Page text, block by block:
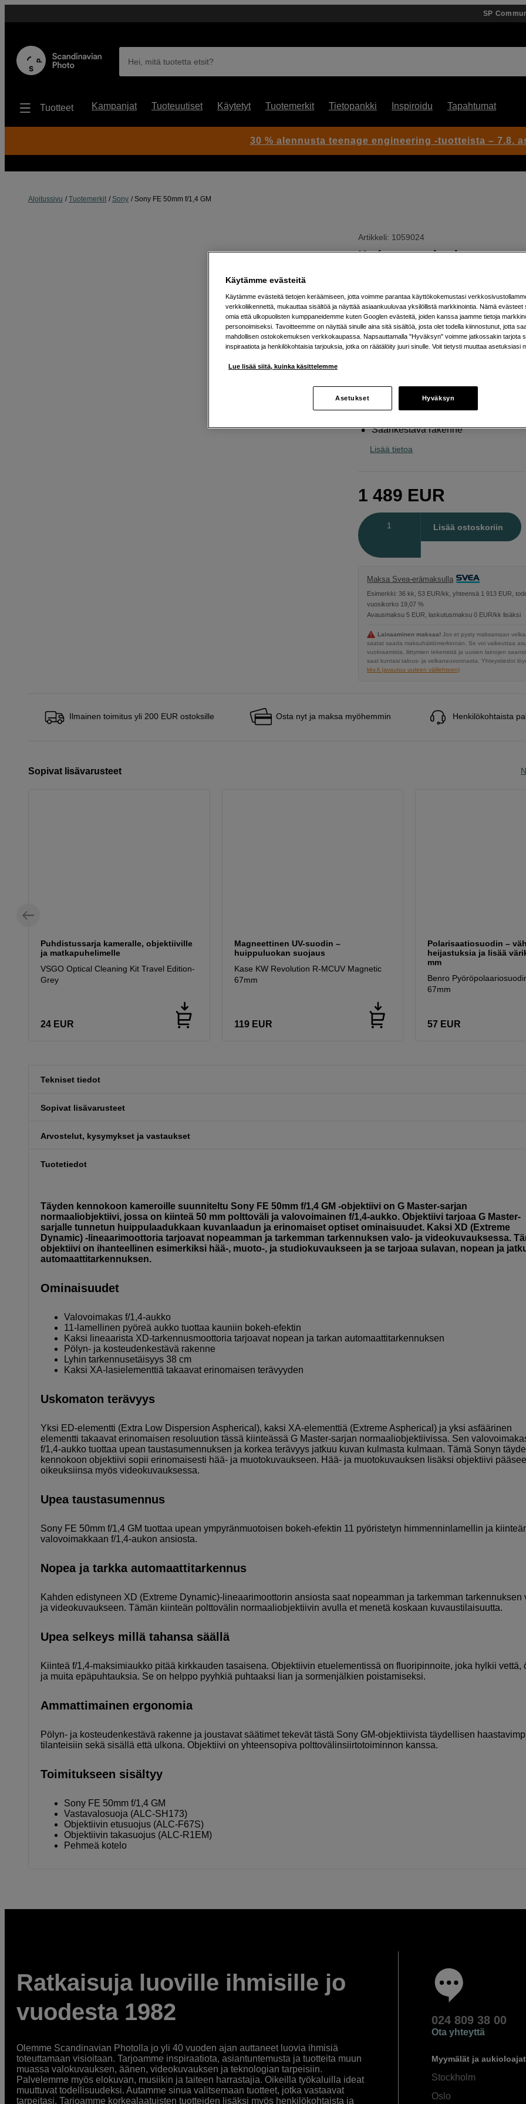
SP
Hei, mitä tuotetta etsit?
Tuotteet Kampanjat Tuoteuutiset Käytetyt Tuotemerkit Tietopankki Inspiroidu Tapahtumat
Aloitussivu Tuotemerkit Sony Sony FE 50mm f/1,4 GM
Artikkeli: 1059024
Korkean suorituskyvyn
Verkkokauppa:Varastossa
Helsingin myymälä : Varastotilanne
automaattitarkennus
11 pyöristettyä himmenninlamellia
upean bokehin
Säänkestävä rakenne
Lisää tietoa
1 489 EUR
Lisää ostoskoriin
Maksa Svea-erämaksulla
Esimerkki: 36 kk, 53 EUR/kk, yhteensä 1 913 EUR,
vuosikorko 19,07 %
Avausmaksu 5 EUR, laskutusmaksu 0 EUR/kk lisäksi
Lainaaminen maksaa! Jos et pysty maksamaan
saatat saada maksuhäiriömerkinnän. Se voi vaikeuttaa
vuokraamista, liittymien tekemistä ja uusien lainojen
saat kuntasi talous- ja velkaneuvonnasta. Yhteystiedot
kkv.fi (avautuu uuteen välilehteen)
Ilmainen toimitus yli 200 EUR ostoksille Osta nyt ja maksa myöhemmin Henkilökohtaista
Sopivat lisävarusteet
Puhdistussarja kameralle, objektiiville
ja matkapuhelimelle
VSGO Optical Cleaning Kit Travel Edition-
Grey
24 EUR
Magneettinen UV-suodin –
huippuluokan suojaus
Kase KW Revolution R-MCUV Magnetic
67mm
119 EUR
Polarisaatiosuodin –
heijastuksia ja lisää
mm
Benro
67mm
57 EUR
Tekniset tiedot
Sopivat lisävarusteet
Arvostelut, kysymykset ja vastaukset
Tuotetiedot
Täyden kennokoon kameroille suunniteltu Sony FE 50mm f/1,4 GM -objektiivi on G Master-sarjan
normaaliobjektiivi, jossa on kiinteä 50 mm polttoväli ja valovoimainen f/1,4-aukko. Objektiivi tarjoaa G Master-
sarjalle tunnetun huippulaadukkaan kuvanlaadun ja erinomaiset optiset ominaisuudet. Kaksi XD (Extreme
Dynamic) -lineaarimoottoria tarjoavat nopeamman ja tarkemman tarkennuksen valo- ja videokuvauksessa.
objektiivi on ihanteellinen esimerkiksi hää-, muoto-, ja studiokuvaukseen ja se tarjoaa sulavan, nopean ja
automaattitarkennuksen.
Ominaisuudet
Valovoimakas f/1,4-aukko
11-lamellinen pyöreä aukko tuottaa kauniin bokeh-efektin
Kaksi lineaarista XD-tarkennusmoottoria tarjoavat nopean ja tarkan automaattitarkennuksen
Pölyn- ja kosteudenkestävä rakenne
Lyhin tarkennusetäisyys 38 cm
Kaksi XA-lasielementtiä takaavat erinomaisen terävyyden
Uskomaton terävyys
Yksi ED-elementti (Extra Low Dispersion Aspherical), kaksi XA-elementtiä (Extreme Aspherical) ja yksi asfäärinen
elementti takaavat erinomaisen resoluution tässä kiinteässä G Master-sarjan normaaliobjektiivissa. Sen
f/1,4-aukko tuottaa upean taustasumennuksen ja korkea terävyys jatkuu kuvan kulmasta kulmaan. Tämä Sonyn
kennokoon objektiivi sopii erinomaisesti hää- ja muotokuvaukseen. Hää- ja muotokuvauksen lisäksi objektiivi pääsee
oikeuksiinsa myös videokuvauksessa.
Upea taustasumennus
Sony FE 50mm f/1,4 GM tuottaa upean ympyränmuotoisen bokeh-efektin 11 pyöristetyn himmenninlamellin ja
valovoimakkaan f/1,4-aukon ansiosta.
Nopea ja tarkka automaattitarkennus
Kahden edistyneen XD (Extreme Dynamic)-lineaarimoottorin ansiosta saat nopeamman ja tarkemman tarkennuksen
ja videokuvaukseen. Tämän kiinteän polttovälin normaaliobjektiivin avulla et menetä koskaan kuvaustilaisuutta.
Upea selkeys millä tahansa säällä
Kiinteä f/1,4-maksimiaukko pitää kirkkauden tasaisena. Objektiivin etuelementissä on fluoripinnoite, joka hylkii vettä,
ja muita epäpuhtauksia. Se on helppo pyyhkiä puhtaaksi lian ja sormenjälkien poistamiseksi.
Ammattimainen ergonomia
Pölyn- ja kosteudenkestävä rakenne ja joustavat säätimet tekevät tästä Sony GM-objektiivista täydellisen
tilanteisiin sekä sisällä että ulkona. Objektiivi on yhteensopiva polttovälinsiirtotoiminnon kanssa.
Toimitukseen sisältyy
Sony FE 50mm f/1,4 GM
Vastavalosuoja (ALC-SH173)
Objektiivin etusuojus (ALC-F67S)
Objektiivin takasuojus (ALC-R1EM)
Pehmeä kotelo
Ratkaisuja luoville ihmisille jo
vuodesta 1982
Olemme Scandinavian Photolla jo yli 40 vuoden ajan auttaneet luovia ihmisiä
toteuttamaan visioitaan. Tarjoamme inspiraatiota, asiantuntemusta ja tuotteita muun
muassa valokuvauksen, äänen, videokuvauksen ja teknologian tarpeisiin.
Palvelemme myös elokuvan, musiikin ja taiteen harrastajia. Oikeilla työkaluilla ideat
muuttuvat todellisuudeksi. Autamme sinua valitsemaan tuotteet, jotka vastaavat
tarpeitasi. Tarjoamme korkealaatuisten tuotteiden lisäksi myös henkilökohtaista ja
024 809 38 00
Ota yhteyttä
Myymälät ja aukioloajat
Stockholm
Oslo
30 % alennusta teenage engineering -tuotteista – 7.8.
Käytämme evästeitä
Käytämme evästeitä tietojen keräämiseen, jotta voimme parantaa käyttökokemustasi
verkkoliikennettä, mukauttaa sisältöä ja näyttää asiaankuuluvaa yksilöllistä markkinointia. Nämä evästeet
omia että ulkopuolisten kumppaneidemme kuten Googlen evästeitä, joiden kanssa jaamme tietoja
personoimiseksi. Tavoitteemme on näyttää sinulle aina sitä sisältöä, josta olet todella kiinnostunut, jotta
mahdollisen ostokokemuksen verkkokaupassa. Napsauttamalla "Hyväksyn" voimme jatkossakin tarjota
inspiraatiota ja henkilökohtaisia tarjouksia, jotka on räätälöity juuri sinulle. Voit tietysti muuttaa asetuksiasi
Lue lisää siitä, kuinka käsittelemme
Asetukset Hyväksyn